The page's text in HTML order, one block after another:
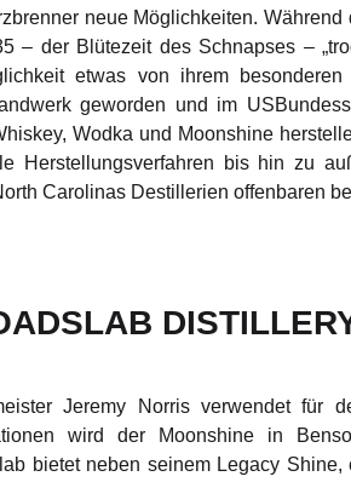
neue Möglichkeiten.
– der Blütezeit des Schnapses –
etwas von ihrem
geworden und im
Wodka und Moonshine
Herstellungsverfahren bis hin zu
Carolinas Destillerien offenbaren
Jeremy Norris verwendet für
wird der Moonshine in
bietet neben seinem Legacy